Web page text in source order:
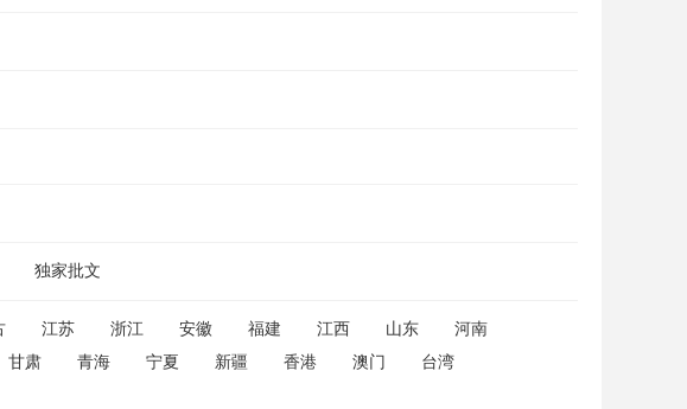
独家批文
江苏 浙江 安徽 福建 江西 山东
河南
甘肃 青海 宁夏 新疆 香港 澳门 台湾